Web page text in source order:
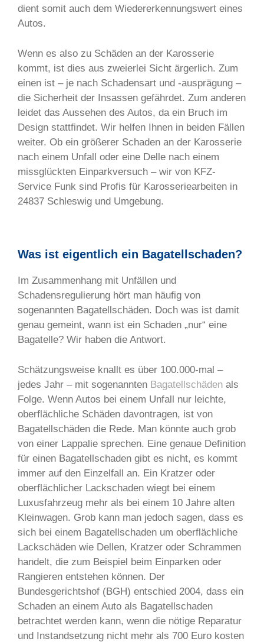
dient somit auch dem Wiedererkennungswert eines
Autos.
Wenn es also zu Schäden an der Karosserie
kommt, ist dies aus zweierlei Sicht ärgerlich. Zum
einen ist – je nach Schadensart und -ausprägung –
die Sicherheit der Insassen gefährdet. Zum anderen
leidet das Aussehen des Autos, da ein Bruch im
Design stattfindet. Wir helfen Ihnen in beiden Fällen
weiter. Ob ein größerer Schaden an der Karosserie
nach einem Unfall oder eine Delle nach einem
missglückten Einparkversuch – wir von KFZ-
Service Funk sind Profis für Karosseriearbeiten in
24837 Schleswig und Umgebung.
Was ist eigentlich ein Bagatellschaden?
Im Zusammenhang mit Unfällen und
Schadensregulierung hört man häufig von
sogenannten Bagatellschäden. Doch was ist damit
genau gemeint, wann ist ein Schaden „nur“ eine
Bagatelle? Wir haben die Antwort.
Schätzungsweise knallt es über 100.000-mal –
jedes Jahr – mit sogenannten Bagatellschäden als
Folge. Wenn Autos bei einem Unfall nur leichte,
oberflächliche Schäden davontragen, ist von
Bagatellschäden die Rede. Man könnte auch grob
von einer Lappalie sprechen. Eine genaue Definition
für einen Bagatellschaden gibt es nicht, es kommt
immer auf den Einzelfall an. Ein Kratzer oder
oberflächlicher Lackschaden wiegt bei einem
Luxusfahrzeug mehr als bei einem 10 Jahre alten
Kleinwagen. Grob kann man jedoch sagen, dass es
sich bei einem Bagatellschaden um oberflächliche
Lackschäden wie Dellen, Kratzer oder Schrammen
handelt, die zum Beispiel beim Einparken oder
Rangieren entstehen können. Der
Bundesgerichtshof (BGH) entschied 2004, dass ein
Schaden an einem Auto als Bagatellschaden
betrachtet werden kann, wenn die nötige Reparatur
und Instandsetzung nicht mehr als 700 Euro kosten